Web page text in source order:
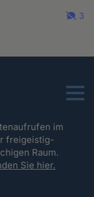
3
Menu
im
freigeistig-
Raum.
Sie hier.